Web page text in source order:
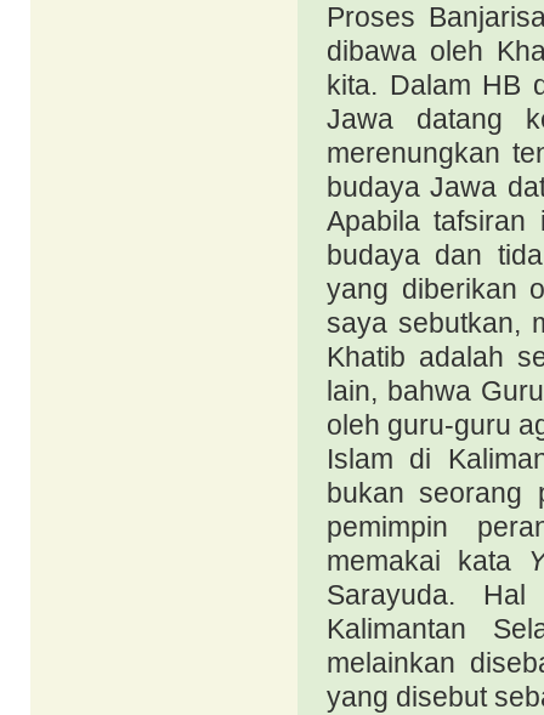
Proses
dibawa oleh
kita. Dalam HB
Jawa datang
merenungkan
budaya Jawa
Apabila tafsiran
budaya dan
yang diberikan
saya sebutkan,
Khatib adalah
lain, bahwa
oleh guru-guru
Islam di
bukan seorang
pemimpin
memakai kata
Sarayuda.
Kalimantan
melainkan
yang disebut